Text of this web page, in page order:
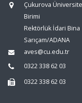
Çukurova
Birimi
Rektörlük İdari Bina
Sarıçam/ADANA
aves@cu.edu.tr
0322 338 62 03
0322 338 62 03